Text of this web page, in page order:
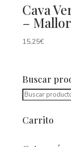
Cava
–
15,25€
Buscar
Buscar
Carrito